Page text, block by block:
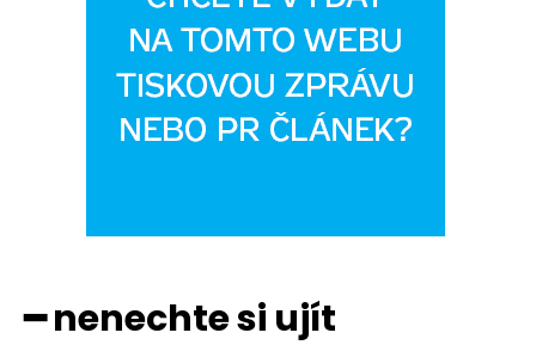
━ nenechte si ujít